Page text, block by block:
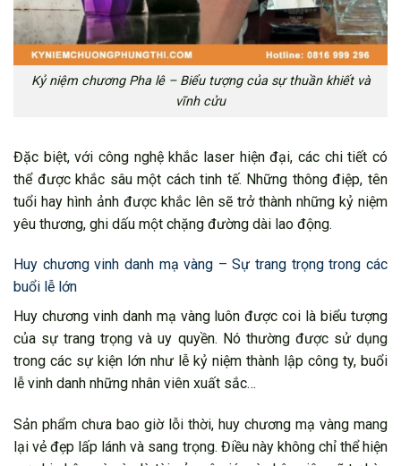
Kỷ niệm chương Pha lê – Biểu tượng của sự thuần khiết và
vĩnh cửu
Đặc biệt, với công nghệ khắc laser hiện đại, các chi tiết có
thể được khắc sâu một cách tinh tế. Những thông điệp, tên
tuổi hay hình ảnh được khắc lên sẽ trở thành những kỷ niệm
yêu thương, ghi dấu một chặng đường dài lao động.
Huy chương vinh danh mạ vàng – Sự trang trọng trong các
buổi lễ lớn
Huy chương vinh danh mạ vàng luôn được coi là biểu tượng
của sự trang trọng và uy quyền. Nó thường được sử dụng
trong các sự kiện lớn như lễ kỷ niệm thành lập công ty, buổi
lễ vinh danh những nhân viên xuất sắc…
Sản phẩm chưa bao giờ lỗi thời, huy chương mạ vàng mang
lại vẻ đẹp lấp lánh và sang trọng. Điều này không chỉ thể hiện